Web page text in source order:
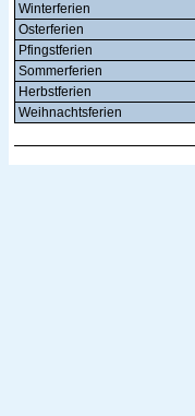
Winterferien
Osterferien
Pfingstferien
Sommerferien
Herbstferien
Weihnachtsferien